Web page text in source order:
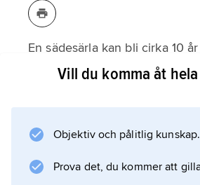
En sädesärla kan bli cirka 10
äter insekter som den fångar
Information om artikeln
Vill du komma åt
Objektiv och pålitlig kunskap.
Prova det, du kommer att